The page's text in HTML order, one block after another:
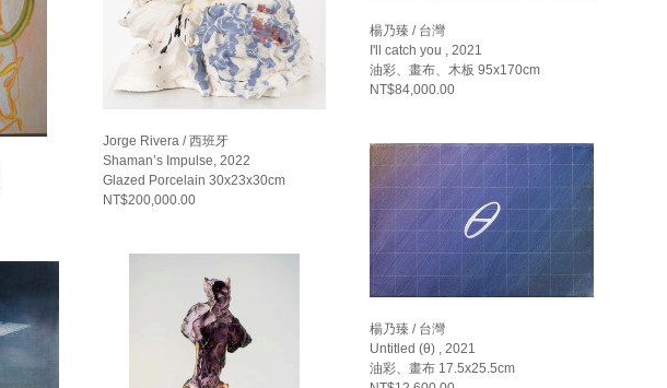
Jorge Rivera / 西班牙
Shaman’s Impulse, 2022
Glazed Porcelain 30x23x30cm
NT$200,000.00
楊乃臻 / 台灣
I'll catch you , 2021
油彩、畫布、木板 95x170cm
NT$84,000.00
楊乃臻 / 台灣
Untitled (θ) , 2021
油彩、畫布 17.5x25.5cm